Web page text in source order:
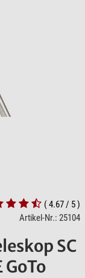
( 4.67 / 5 )
Artikel-Nr.: 25104
SC